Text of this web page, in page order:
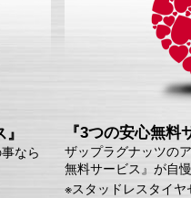
なら
『3つの安心無料
ザップラグナッツの
無料サービス』が自
※スタッドレスタイヤ